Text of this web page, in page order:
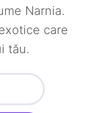
Narnia.
care
tău.